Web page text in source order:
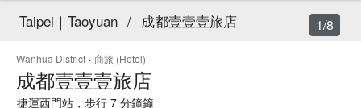
Taipei｜Taoyuan / 成都壹壹壹旅店
Wanhua District · 商旅 (Hotel)
成都壹壹壹旅店
捷運西門站，步行 7 分鐘鐘
1/8